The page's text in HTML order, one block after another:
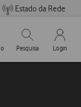
Estado da Rede
de compras
Pesquisar
Pesquisa
My
Login